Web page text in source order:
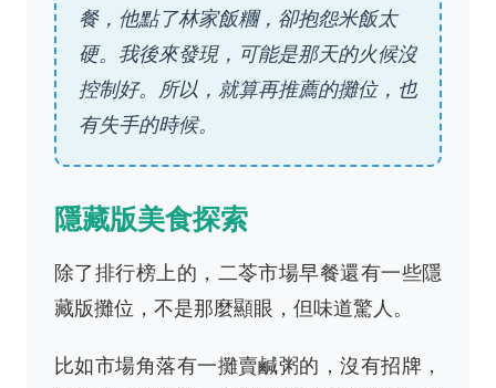
餐，他點了林家飯糰，卻抱怨米飯太
硬。我後來發現，可能是那天的火候沒
控制好。所以，就算再推薦的攤位，也
有失手的時候。
隱藏版美食探索
除了排行榜上的，二苓市場早餐還有一些隱
藏版攤位，不是那麼顯眼，但味道驚人。
比如市場角落有一攤賣鹹粥的，沒有招牌，